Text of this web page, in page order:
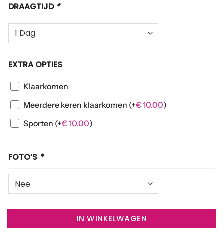
DRAAGTIJD *
EXTRA OPTIES
Klaarkomen
Meerdere keren klaarkomen (+€10.00)
Sporten (+€10.00)
FOTO’S *
IN WINKELWAGEN